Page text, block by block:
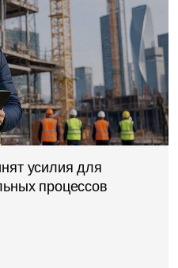
усилия для
процессов